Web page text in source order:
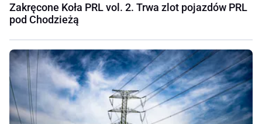
Zakręcone Koła PRL vol. 2. Trwa zlot pojazdów PRL
pod Chodzieżą